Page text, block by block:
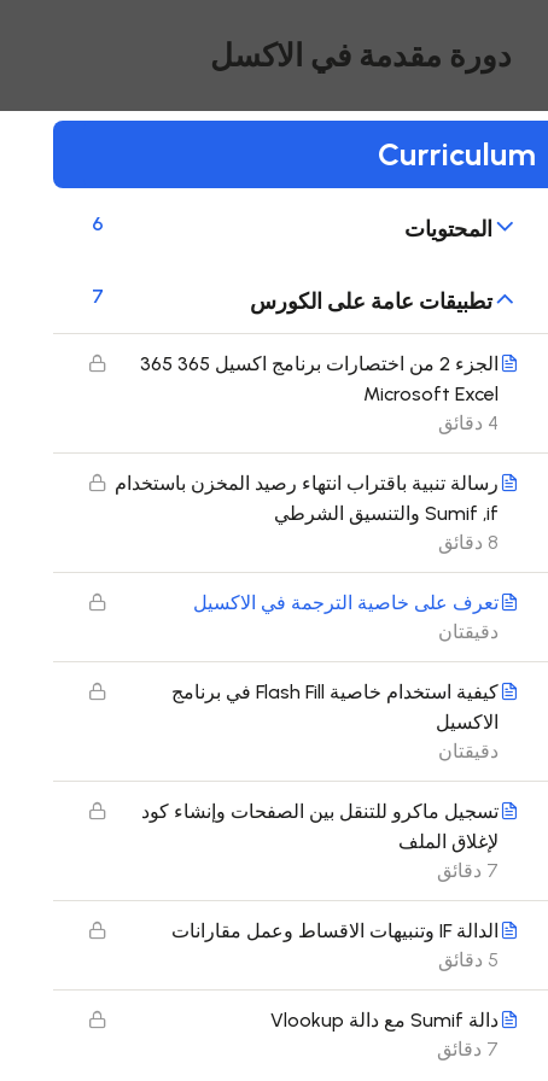
المحتويات 6
تطبيقات عامة على الكورس 7
الجزء 2 من اختصارات برنامج اكسيل 365 365
Microsoft Excel
4 دقائق
رسالة تنبية باقتراب انتهاء رصيد المخزن باستخدام
Sumif ,if والتنسيق الشرطي
8 دقائق
تعرف على خاصية الترجمة في الاكسيل
دقيقتان
كيفية استخدام خاصية Flash Fill في برنامج
الاكسيل
دقيقتان
تسجيل ماكرو للتنقل بين الصفحات وإنشاء كود
لإغلاق الملف
7 دقائق
الدالة IF وتنبيهات الاقساط وعمل مقارانات
5 دقائق
دالة Sumif مع دالة Vlookup
7 دقائق
دورة مقدمة في الاكسل
Curriculum